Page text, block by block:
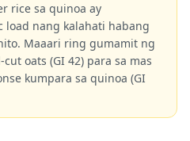
rice sa quinoa ay
load nang kalahati habang
Maaari ring gumamit ng
oats (GI 42) para sa mas
kumpara sa quinoa (GI